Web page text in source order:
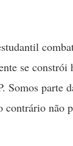
se constrói
Somos parte
contrário não